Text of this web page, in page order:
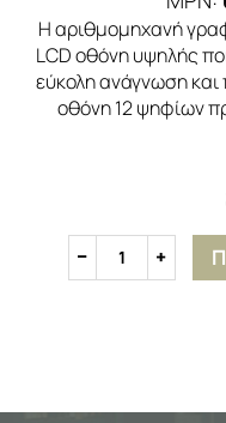
Η αριθμομηχανή
LCD οθόνη υψηλής
εύκολη ανάγνωση και
οθόνη 12 ψηφίων
1